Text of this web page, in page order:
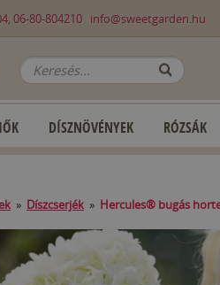
06-80-804210 info@sweetgarden.hu
DÍSZNÖVÉNYEK RÓZSÁK
» Díszcserjék » Hercules® bugás